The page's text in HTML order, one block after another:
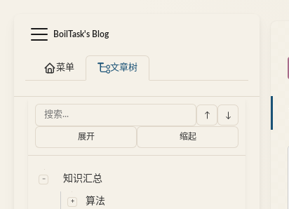
BoilTask's Blog
菜单 文章树
↑ ↓
展开 缩起
知识汇总
算法